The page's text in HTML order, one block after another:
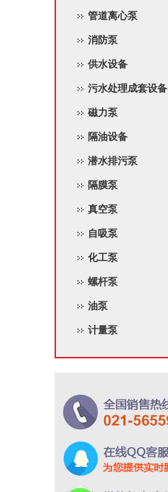
管道离心泵
消防泵
供水设备
污水处理成套设备
磁力泵
隔油设备
潜水排污泵
隔膜泵
真空泵
自吸泵
化工泵
螺杆泵
油泵
计量泵